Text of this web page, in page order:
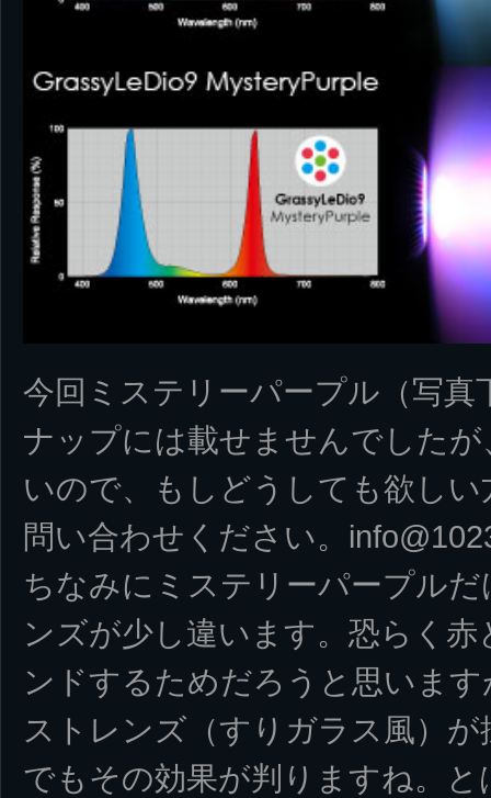
今回ミステリーパープル（写真
ナップには載せませんでした
いので、もしどうしても欲し
問い合わせください。
ちなみにミステリーパープル
ンズが少し違います。恐らく
ンドするためだろうと思いま
ストレンズ（すりガラス風）
でもその効果が判りますね。